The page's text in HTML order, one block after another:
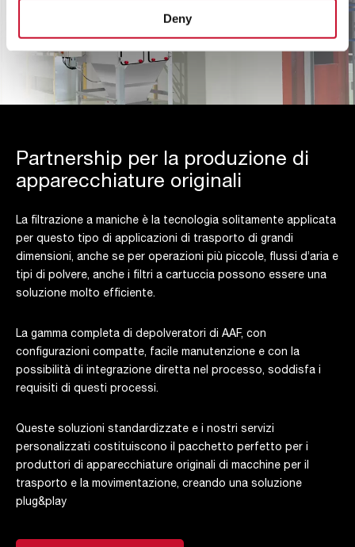
Deny
Partnership per la produzione di
apparecchiature originali
La filtrazione a maniche è la tecnologia solitamente applicata
per questo tipo di applicazioni di trasporto di grandi
dimensioni, anche se per operazioni più piccole, flussi d’aria e
tipi di polvere, anche i filtri a cartuccia possono essere una
soluzione molto efficiente.
La gamma completa di depolveratori di AAF, con
configurazioni compatte, facile manutenzione e con la
possibilità di integrazione diretta nel processo, soddisfa i
requisiti di questi processi.
Queste soluzioni standardizzate e i nostri servizi
personalizzati costituiscono il pacchetto perfetto per i
produttori di apparecchiature originali di macchine per il
trasporto e la movimentazione, creando una soluzione
plug&play